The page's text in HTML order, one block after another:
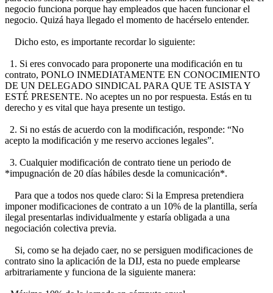
negocio funciona porque hay empleados que hacen funcionar el
negocio. Quizá haya llegado el momento de hacérselo entender.
Dicho esto, es importante recordar lo siguiente:
1. Si eres convocado para proponerte una modificación en tu
contrato, PONLO INMEDIATAMENTE EN CONOCIMIENTO
DE UN DELEGADO SINDICAL PARA QUE TE ASISTA Y
ESTÉ PRESENTE. No aceptes un no por respuesta. Estás en tu
derecho y es vital que haya presente un testigo.
2. Si no estás de acuerdo con la modificación, responde: “No
acepto la modificación y me reservo acciones legales”.
3. Cualquier modificación de contrato tiene un periodo de
*impugnación de 20 días hábiles desde la comunicación*.
Para que a todos nos quede claro: Si la Empresa pretendiera
imponer modificaciones de contrato a un 10% de la plantilla, sería
ilegal presentarlas individualmente y estaría obligada a una
negociación colectiva previa.
Si, como se ha dejado caer, no se persiguen modificaciones de
contrato sino la aplicación de la DIJ, esta no puede emplearse
arbitrariamente y funciona de la siguiente manera: